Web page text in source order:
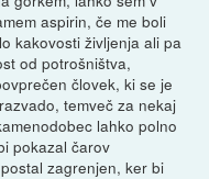
aspirin, če me boli
kakovosti življenja ali pa
od potrošništva,
človek, ki se je
temveč za nekaj
lahko polno
pokazal čarov
zagrenjen, ker bi